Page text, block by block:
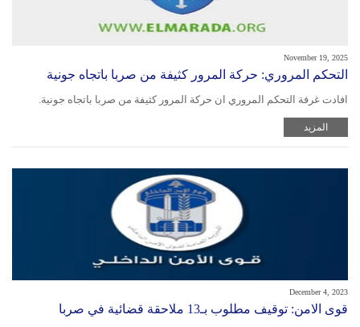
November 19, 2025
التحكم المروري: حركة المرور كثيفة من صربا باتجاه جونية
افادت غرفة التحكم المروري ان حركة المرور كثيفة من صربا باتجاه جونية.
المزيد
December 4, 2023
قوى الامن: توقيف مطلوب بـ13 ملاحقة قضائية في صربا